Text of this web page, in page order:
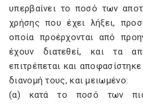
υπερβαίνει το ποσό των
χρήσης που έχει λήξει,
οποία προέρχονται από
έχουν διατεθεί, και τα
επιτρέπεται και
διανομή τους, και μειωμένο:
(α) κατά το ποσό των